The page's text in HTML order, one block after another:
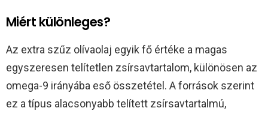
Miért különleges?
Az extra szűz olívaolaj egyik fő értéke a magas
egyszeresen telítetlen zsírsavtartalom, különösen az
omega-9 irányába eső összetétel. A források szerint
ez a típus alacsonyabb telített zsírsavtartalmú,